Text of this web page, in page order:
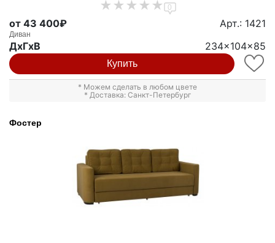
0
от 43 400₽ Арт.: 1421
Диван
ДxГxВ 234x104x85
Купить
* Можем сделать в любом цвете
* Доставка: Санкт-Петербург
Фостер